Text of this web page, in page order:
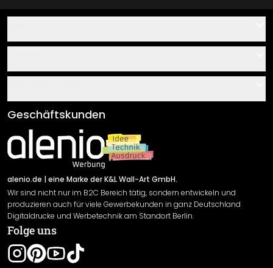
Über uns
Klebe- und Montageanleitungen
Newsletter An-/Abmeldung
Sendungsverfolgung
AGB
Impressum
Versand & Zahlung
Rücksendung
Widerrufsrecht
Datenschutzerklärung
Gewährleistung
Leistungserklärung / CE-Zeichen
Geschäftskunden
alenio.de | eine Marke der K&L Wall-Art GmbH.
Wir sind nicht nur im B2C Bereich tätig, sondern entwickeln und
produzieren auch für viele Gewerbekunden in ganz Deutschland
Digitaldrucke und Werbetechnik am Standort Berlin.
Folge uns